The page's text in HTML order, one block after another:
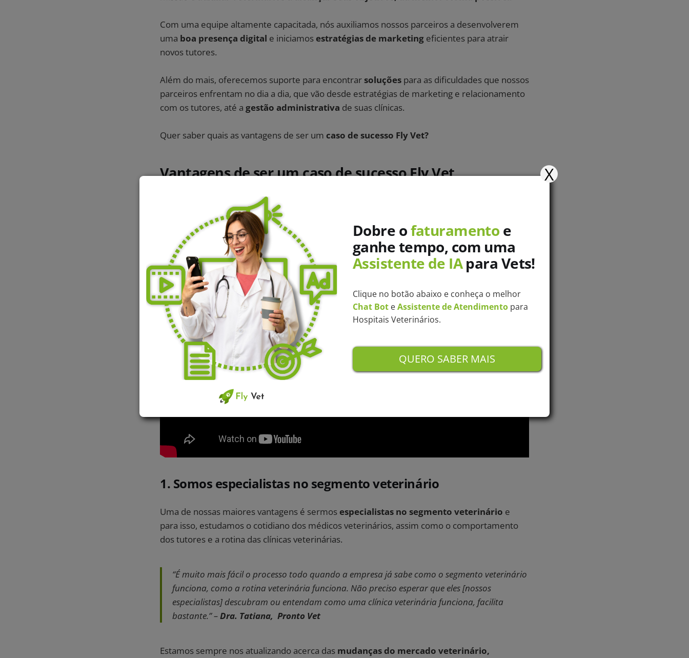
Com uma equipe altamente capacitada, nós auxiliamos nossos parceiros a desenvolverem
uma boa presença digital e iniciamos estratégias de marketing eficientes para atrair
novos tutores.
Além do mais, oferecemos suporte para encontrar soluções para as dificuldades que nossos
parceiros enfrentam no dia a dia, que vão desde estratégias de marketing e relacionamento
com os tutores, até a gestão administrativa de suas clínicas.
Quer saber quais as vantagens de ser um caso de sucesso Fly Vet?
Vantagens de ser um caso de sucesso Fly Vet
Um caso de sucesso real começa com captação consistente. Esse vídeo mostra como o tráfego
pago funciona pra clínica vet, o que está por trás dos resultados que os clientes Fly Vet
alcançam.
1. Somos especialistas no segmento veterinário
Uma de nossas maiores vantagens é sermos especialistas no segmento veterinário e
para isso, estudamos o cotidiano dos médicos veterinários, assim como o comportamento
dos tutores e a rotina das clínicas veterinárias.
“É muito mais fácil o processo todo quando a empresa já sabe como o segmento veterinário
funciona, como a rotina veterinária funciona. Não preciso esperar que eles [nossos
especialistas] descubram ou entendam como uma clínica veterinária funciona, facilita
bastante.” –Dra. Tatiana, Pronto Vet
Estamos sempre nos atualizando acerca das mudanças do mercado veterinário,
X
Dobre ofaturamento e
ganhe tempo, com uma
Assistente de IApara Vets!
Clique no botão abaixo e conheça o melhor
Chat Bot eAssistente de Atendimento para
Hospitais Veterinários.
QUERO SABER MAIS